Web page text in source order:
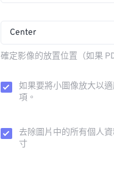
Center
確定影像的放置位置（如果
如果要將小圖像放大以
項。
去除圖片中的所有個人
寸